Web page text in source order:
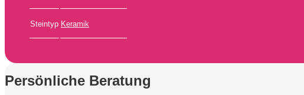
Steintyp Keramik
Persönliche Beratung